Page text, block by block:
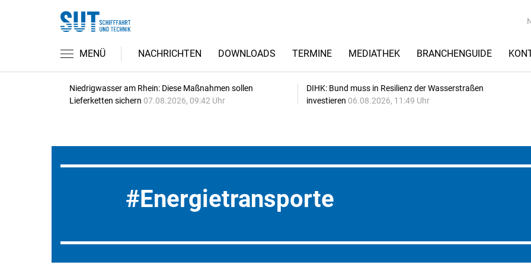
MENÜ NACHRICHTEN DOWNLOADS TERMINE MEDIATHEK BRANCHENGUIDE
Niedrigwasser am Rhein: Diese Maßnahmen sollen
Lieferketten sichern 07.08.2026, 09:42 Uhr
DIHK: Bund muss in Resilienz der Wasserstraßen
investieren 06.08.2026, 11:49 Uhr
Energietransporte